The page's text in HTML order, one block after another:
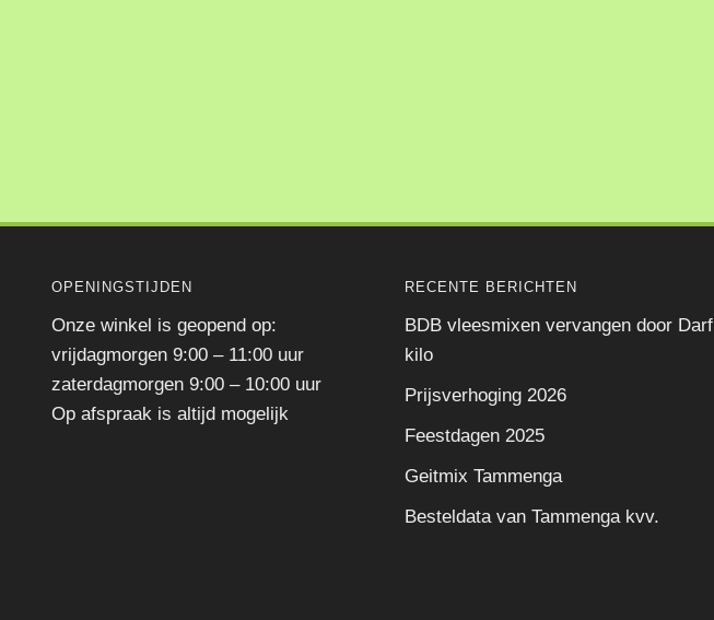
OPENINGSTIJDEN
Onze winkel is geopend op:
vrijdagmorgen 9:00 – 11:00 uur
zaterdagmorgen 9:00 – 10:00 uur
Op afspraak is altijd mogelijk
RECENTE BERICHTEN
BDB vleesmixen vervangen door Darf
kilo
Prijsverhoging 2026
Feestdagen 2025
Geitmix Tammenga
Besteldata van Tammenga kvv.